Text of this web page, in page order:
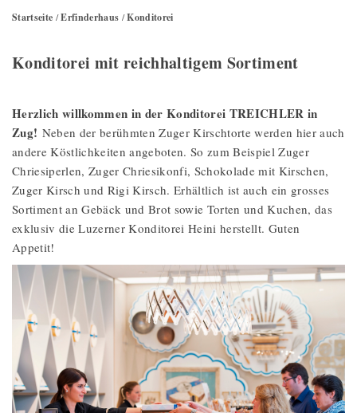
Konditorei mit reichhaltigem Sortiment
Startseite /Erfinderhaus /Konditorei
Herzlich willkommen in der Konditorei TREICHLER in
Zug! Neben der berühmten Zuger Kirschtorte werden hier auch
andere Köstlichkeiten angeboten. So zum Beispiel Zuger
Chriesiperlen, Zuger Chriesikonfi, Schokolade mit Kirschen,
Zuger Kirsch und Rigi Kirsch. Erhältlich ist auch ein grosses
Sortiment an Gebäck und Brot sowie Torten und Kuchen, das
exklusiv die Luzerner Konditorei Heini herstellt. Guten
Appetit!